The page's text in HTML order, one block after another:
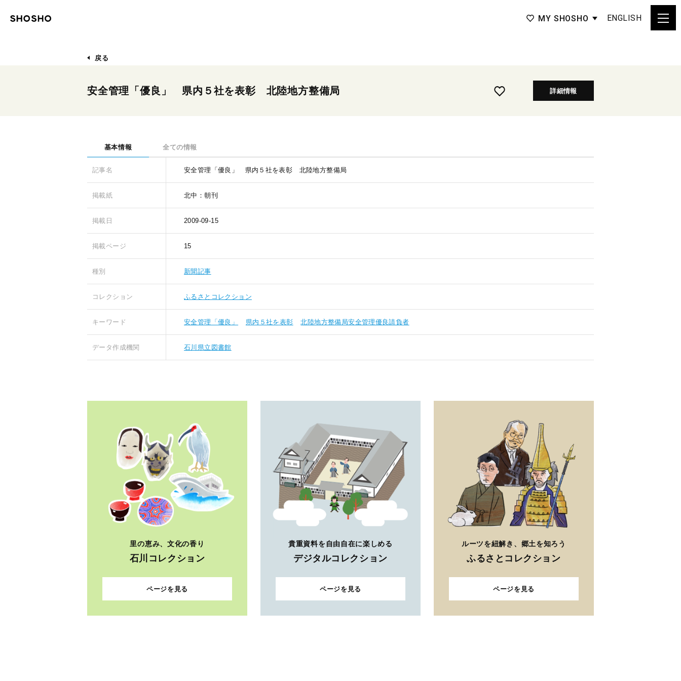
MY SHOSHO ENGLISH
戻る
安全管理「優良」 県内５社を表彰 北陸地方整備局 詳細情報
基本情報 全ての情報
記事名 安全管理「優良」 県内５社を表彰 北陸地方整備局
掲載紙 北中：朝刊
掲載日 2009-09-15
掲載ページ 15
種別 新聞記事
コレクション ふるさとコレクション
キーワード 安全管理「優良」 県内５社を表彰 北陸地方整備局安全管理優良請負者
データ作成機関 石川県立図書館
里の恵み、文化の香り
石川コレクション
ページを見る
貴重資料を自由自在に楽しめる
デジタルコレクション
ページを見る
ルーツを紐解き、郷土を知ろう
ふるさとコレクション
ページを見る